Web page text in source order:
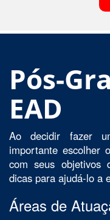
Pós-
EAD
Ao decidir fazer
importante escolher
com seus objetivos
dicas para ajudá-lo a
Áreas de